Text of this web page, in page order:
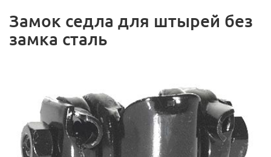
Замок седла для штырей без
замка сталь